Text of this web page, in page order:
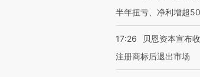
半年扭亏、净利增超
17:26
贝恩资本宣布
注册商标后退出市场